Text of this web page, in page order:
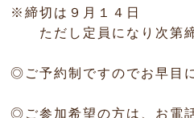
※締切は９月１４日
ただし定員になり次第締
◎ご予約制ですのでお早目
◎ご参加希望の方は、お電